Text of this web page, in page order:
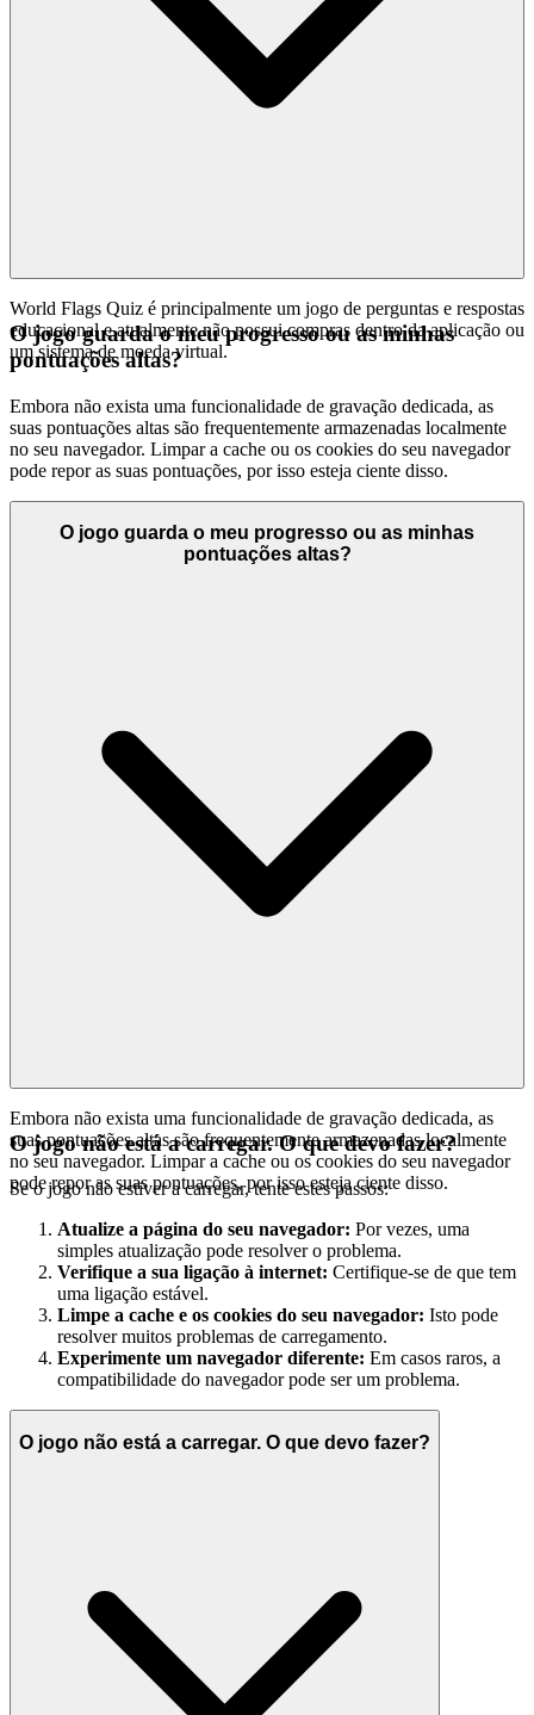
World Flags Quiz é principalmente um jogo de perguntas e respostas
educacional e atualmente não possui compras dentro da aplicação ou
um sistema de moeda virtual.
O jogo guarda o meu progresso ou as minhas
pontuações altas?
Embora não exista uma funcionalidade de gravação dedicada, as
suas pontuações altas são frequentemente armazenadas localmente
no seu navegador. Limpar a cache ou os cookies do seu navegador
pode repor as suas pontuações, por isso esteja ciente disso.
O jogo guarda o meu progresso ou as minhas
pontuações altas?
Embora não exista uma funcionalidade de gravação dedicada, as
suas pontuações altas são frequentemente armazenadas localmente
no seu navegador. Limpar a cache ou os cookies do seu navegador
pode repor as suas pontuações, por isso esteja ciente disso.
O jogo não está a carregar. O que devo fazer?
Se o jogo não estiver a carregar, tente estes passos:
Atualize a página do seu navegador: Por vezes, uma
simples atualização pode resolver o problema.
Verifique a sua ligação à internet: Certifique-se de que tem
uma ligação estável.
Limpe a cache e os cookies do seu navegador: Isto pode
resolver muitos problemas de carregamento.
Experimente um navegador diferente: Em casos raros, a
compatibilidade do navegador pode ser um problema.
O jogo não está a carregar. O que devo fazer?